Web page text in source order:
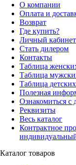
О компании
Оплата и
Возврат
Где купить?
Личный кабинет
Стать дилером
Контакты
Таблица
Таблица
Таблица
Полезная
Ознакомиться с
Реквизиты
Весь каталог
Контрактное
Каталог товаров